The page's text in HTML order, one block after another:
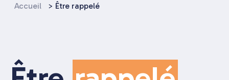
Accueil > Être rappelé